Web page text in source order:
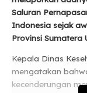
Saluran
Indonesia sejak
Provinsi Sumatera
Kepala Dinas
mengatakan
kecenderungan